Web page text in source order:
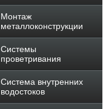
Монтаж
металлоконструкции
Системы
проветривания
Система внутренних
водостоков